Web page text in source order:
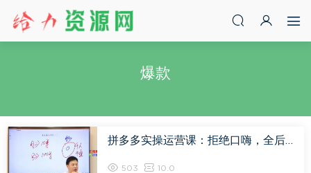
爆款
拼多多实操运营课：拒绝口嗨，全后台实操演示，花的少，赚得多，爆款更简单，网盘下载(890.17M)
503 10.0